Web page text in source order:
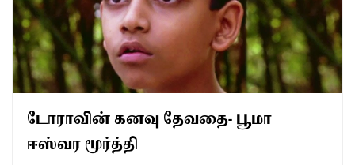
டோராவின் கனவு தேவதை- பூமா
ஈஸ்வர மூர்த்தி